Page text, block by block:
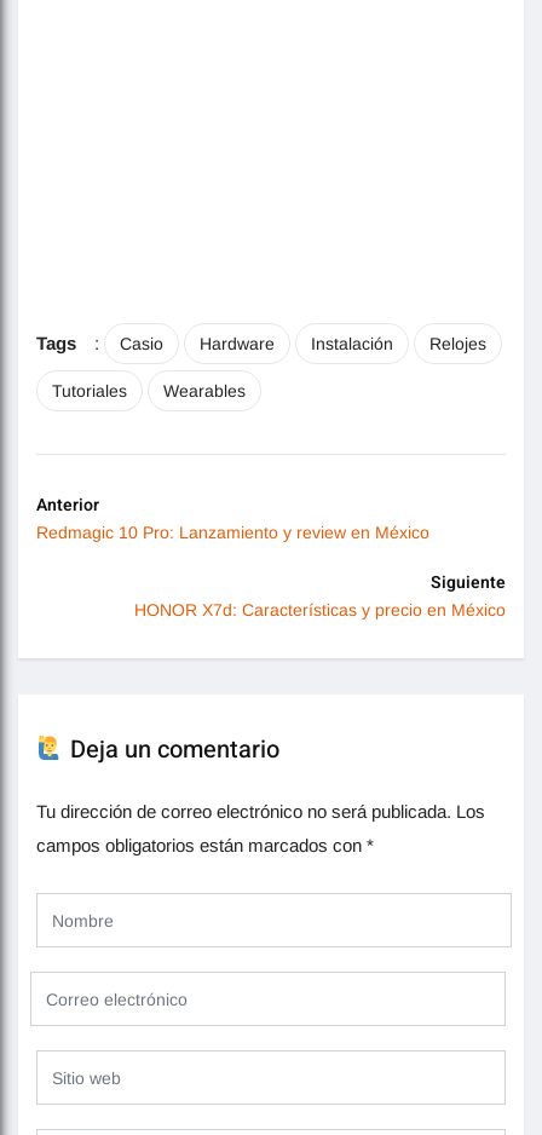
Tags : Casio Hardware Instalación Relojes
Tutoriales Wearables
Anterior
Redmagic 10 Pro: Lanzamiento y review en México
Siguiente
HONOR X7d: Características y precio en México
Deja un comentario
Tu dirección de correo electrónico no será publicada. Los
campos obligatorios están marcados con *